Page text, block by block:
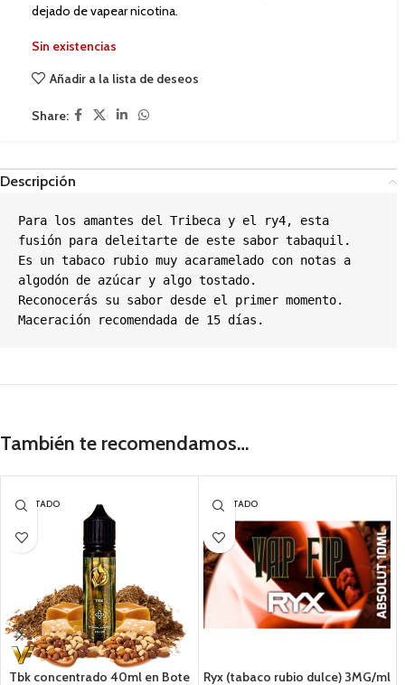
dejado de vapear nicotina.
Sin existencias
Añadir a la lista de deseos
Share:
Descripción
Para los amantes del Tribeca y el ry4, esta
fusión para deleitarte de este sabor tabaquil.
Es un tabaco rubio muy acaramelado con notas a
algodón de azúcar y algo tostado.
Reconocerás su sabor desde el primer momento.
Maceración recomendada de 15 días.
También te recomendamos…
AGOTADO
Tbk concentrado 40ml en Bote
AGOTADO
Ryx (tabaco rubio dulce) 3MG/ml